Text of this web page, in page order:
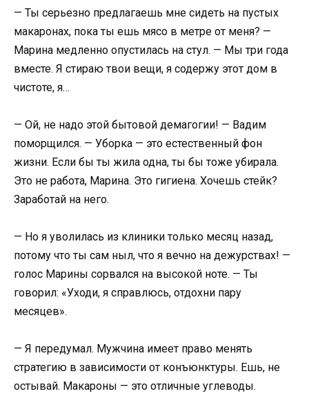
— Ты серьезно предлагаешь мне сидеть на пустых
макаронах, пока ты ешь мясо в метре от меня? —
Марина медленно опустилась на стул. — Мы три года
вместе. Я стираю твои вещи, я содержу этот дом в
чистоте, я…
— Ой, не надо этой бытовой демагогии! — Вадим
поморщился. — Уборка — это естественный фон
жизни. Если бы ты жила одна, ты бы тоже убирала.
Это не работа, Марина. Это гигиена. Хочешь стейк?
Заработай на него.
— Но я уволилась из клиники только месяц назад,
потому что ты сам ныл, что я вечно на дежурствах! —
голос Марины сорвался на высокой ноте. — Ты
говорил: «Уходи, я справлюсь, отдохни пару
месяцев».
— Я передумал. Мужчина имеет право менять
стратегию в зависимости от конъюнктуры. Ешь, не
остывай. Макароны — это отличные углеводы.